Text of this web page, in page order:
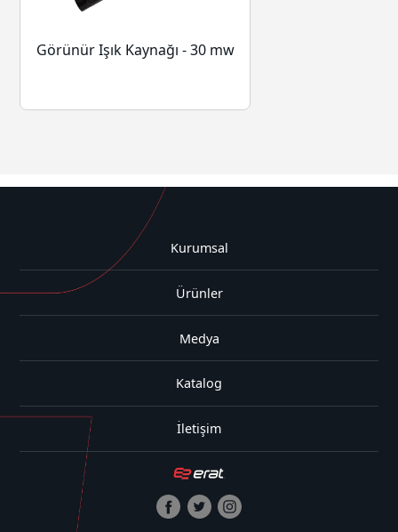
Görünür Işık Kaynağı - 30 mw
Kurumsal
Ürünler
Medya
Katalog
İletişim